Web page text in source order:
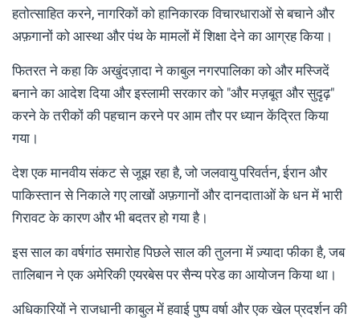
हतोत्साहित करने, नागरिकों को हानिकारक विचारधाराओं से बचाने और
अफ़गानों को आस्था और पंथ के मामलों में शिक्षा देने का आग्रह किया।
फितरत ने कहा कि अखुंदज़ादा ने काबुल नगरपालिका को और मस्जिदें
बनाने का आदेश दिया और इस्लामी सरकार को "और मज़बूत और सुदृढ़"
करने के तरीकों की पहचान करने पर आम तौर पर ध्यान केंद्रित किया
गया।
देश एक मानवीय संकट से जूझ रहा है, जो जलवायु परिवर्तन, ईरान और
पाकिस्तान से निकाले गए लाखों अफ़गानों और दानदाताओं के धन में भारी
गिरावट के कारण और भी बदतर हो गया है।
इस साल का वर्षगांठ समारोह पिछले साल की तुलना में ज़्यादा फीका है, जब
तालिबान ने एक अमेरिकी एयरबेस पर सैन्य परेड का आयोजन किया था।
अधिकारियों ने राजधानी काबुल में हवाई पुष्प वर्षा और एक खेल प्रदर्शन की